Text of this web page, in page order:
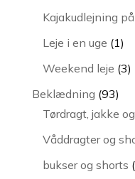
vare
Kajakudlejning
Leje i en uge 11
vare
Weekend leje 33
Beklædning 9393
Tørdragt, jakke
Våddragter og
bukser og shorts